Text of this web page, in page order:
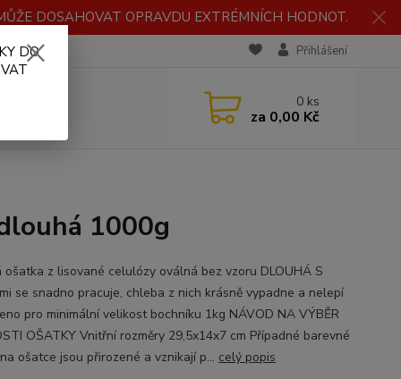
DOSAHOVAT OPRAVDU EXTRÉMNÍCH HODNOT.
Přihlášení
0 ks
za 0,00 Kč
1000g
ošatka z lisované celulózy oválná bez vzoru DLOUHÁ S
se snadno pracuje, chleba z nich krásně vypadne a nelepí
pro minimální velikost bochníku 1kg NÁVOD NA VÝBĚR
OŠATKY Vnitřní rozměry 29,5x14x7 cm Případné barevné
ošatce jsou přirozené a vznikají p... celý popis
DO